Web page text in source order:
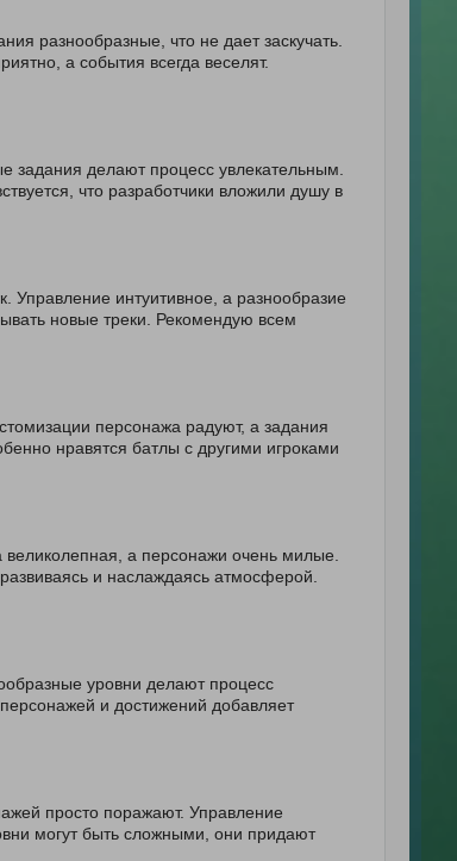
разнообразные, что не дает заскучать.
а события всегда веселят.
задания делают процесс увлекательным.
что разработчики вложили душу в
Управление интуитивное, а разнообразие
новые треки. Рекомендую всем
персонажа радуют, а задания
нравятся батлы с другими игроками
а персонажи очень милые.
и наслаждаясь атмосферой.
уровни делают процесс
и достижений добавляет
просто поражают. Управление
могут быть сложными, они придают